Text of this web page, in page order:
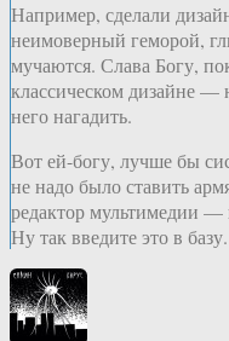
Например, сделали
неимоверный геморой,
мучаются. Слава Богу,
классическом дизайне —
него нагадить.
Вот ей-богу, лучше бы
не надо было ставить
редактор мультимедии —
Ну так введите это в базу.